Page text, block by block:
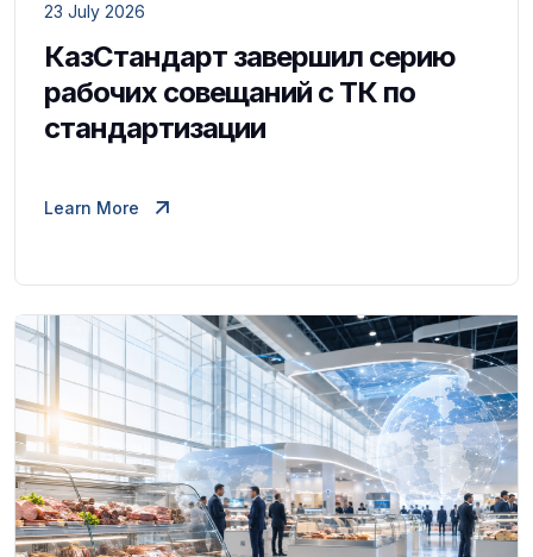
23 July 2026
КазСтандарт завершил серию
рабочих совещаний с ТК по
стандартизации
Learn More